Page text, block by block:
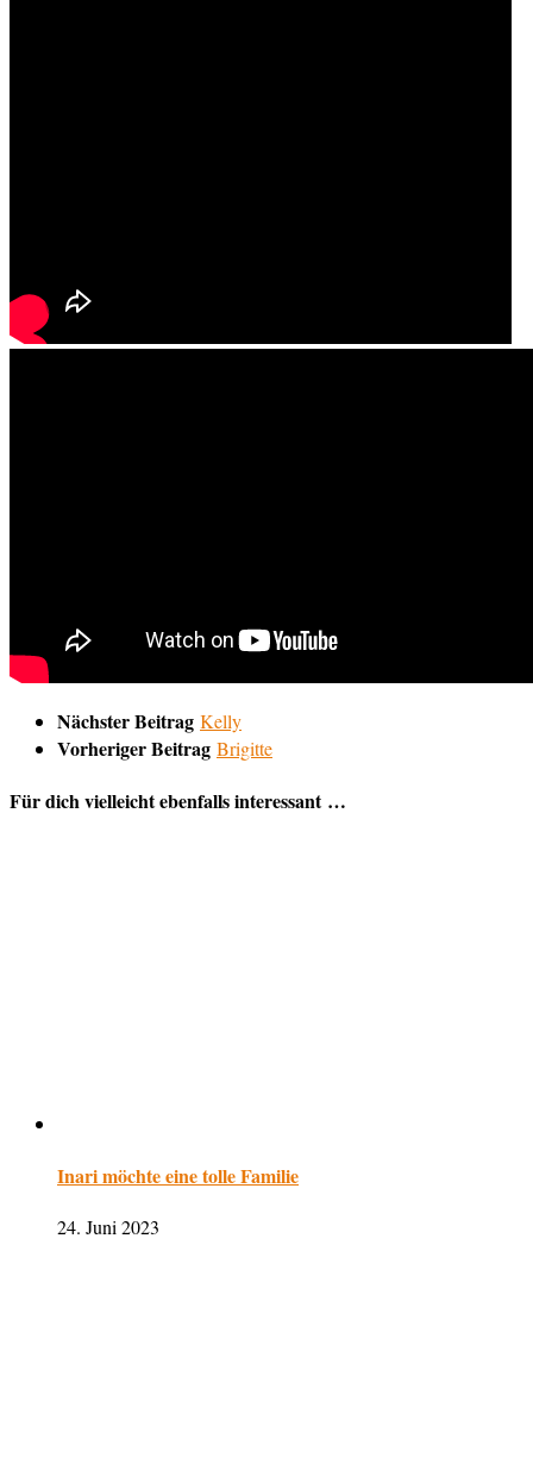
Nächster Beitrag Kelly
Vorheriger Beitrag Brigitte
Für dich vielleicht ebenfalls interessant …
Inari möchte eine tolle Familie
24. Juni 2023